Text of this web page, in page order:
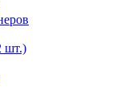
шт.)